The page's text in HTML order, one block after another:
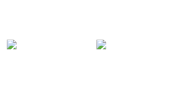
。老色鬼